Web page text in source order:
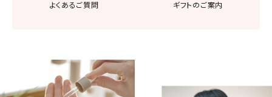
よくあるご質問 ギフトのご案内